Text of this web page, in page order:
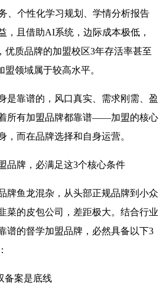
、个性化学习规划、学情分析报告
，且借助AI系统，边际成本极低，
优质品牌的加盟校区3年存活率甚至
领域属于较高水平。
靠谱的，风口真实、需求刚需、盈
所有加盟品牌都靠谱——加盟的核心
，而在品牌选择和自身运营。
牌，必满足这3个核心条件
鱼龙混杂，从头部正规品牌到小众
菜的皮包公司，差距极大。结合行业
谱的督学加盟品牌，必然具备以下3
案是底线